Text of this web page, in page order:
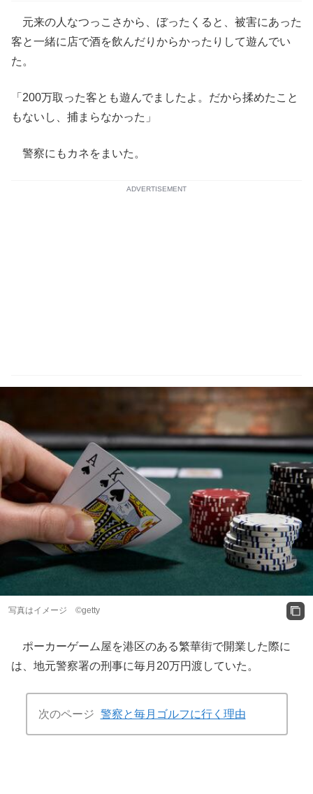
元来の人なつっこさから、ぼったくると、被害にあった
客と一緒に店で酒を飲んだりからかったりして遊んでい
た。
「200万取った客とも遊んでましたよ。だから揉めたこと
もないし、捕まらなかった」
警察にもカネをまいた。
ADVERTISEMENT
写真はイメージ ©getty
ポーカーゲーム屋を港区のある繁華街で開業した際に
は、地元警察署の刑事に毎月20万円渡していた。
次のページ 警察と毎月ゴルフに行く理由